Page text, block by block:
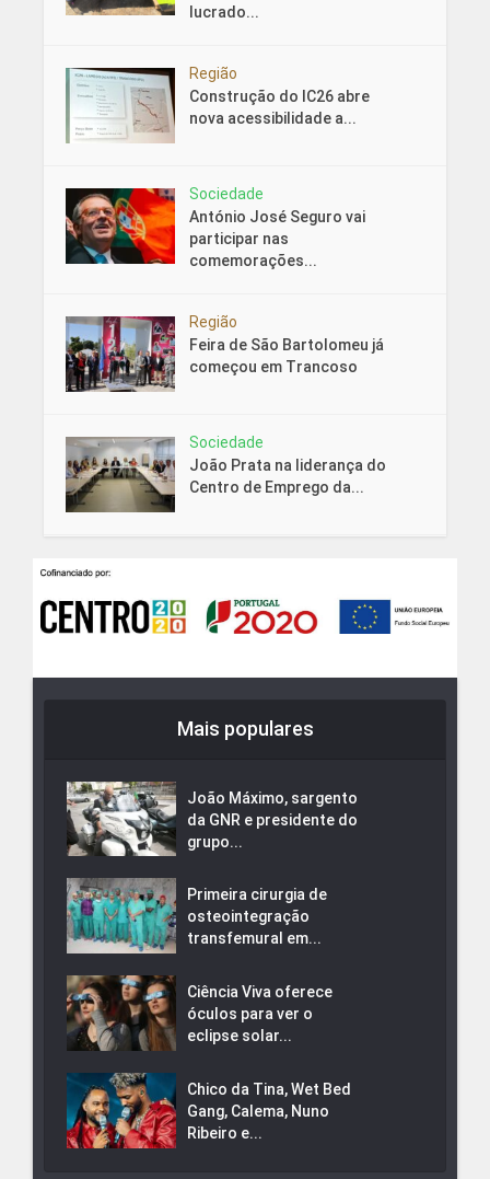
lucrado...
Região
Construção do IC26 abre
nova acessibilidade a...
Sociedade
António José Seguro vai
participar nas
comemorações...
Região
Feira de São Bartolomeu já
começou em Trancoso
Sociedade
João Prata na liderança do
Centro de Emprego da...
Mais populares
João Máximo, sargento
da GNR e presidente do
grupo...
Primeira cirurgia de
osteointegração
transfemural em...
Ciência Viva oferece
óculos para ver o
eclipse solar...
Chico da Tina, Wet Bed
Gang, Calema, Nuno
Ribeiro e...